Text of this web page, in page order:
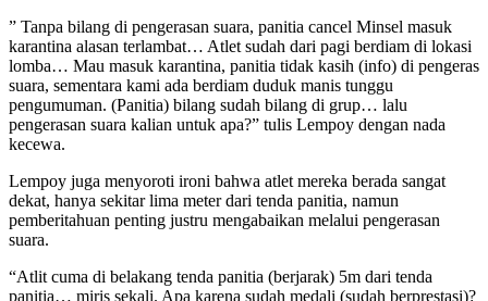
” Tanpa bilang di pengerasan suara, panitia cancel Minsel masuk
karantina alasan terlambat… Atlet sudah dari pagi berdiam di lokasi
lomba… Mau masuk karantina, panitia tidak kasih (info) di pengeras
suara, sementara kami ada berdiam duduk manis tunggu
pengumuman. (Panitia) bilang sudah bilang di grup… lalu
pengerasan suara kalian untuk apa?” tulis Lempoy dengan nada
kecewa.
Lempoy juga menyoroti ironi bahwa atlet mereka berada sangat
dekat, hanya sekitar lima meter dari tenda panitia, namun
pemberitahuan penting justru mengabaikan melalui pengerasan
suara.
“Atlit cuma di belakang tenda panitia (berjarak) 5m dari tenda
panitia… miris sekali. Apa karena sudah medali (sudah berprestasi)?